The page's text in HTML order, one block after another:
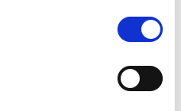
Daten Art. 6 Abs. 1
finden Sie in